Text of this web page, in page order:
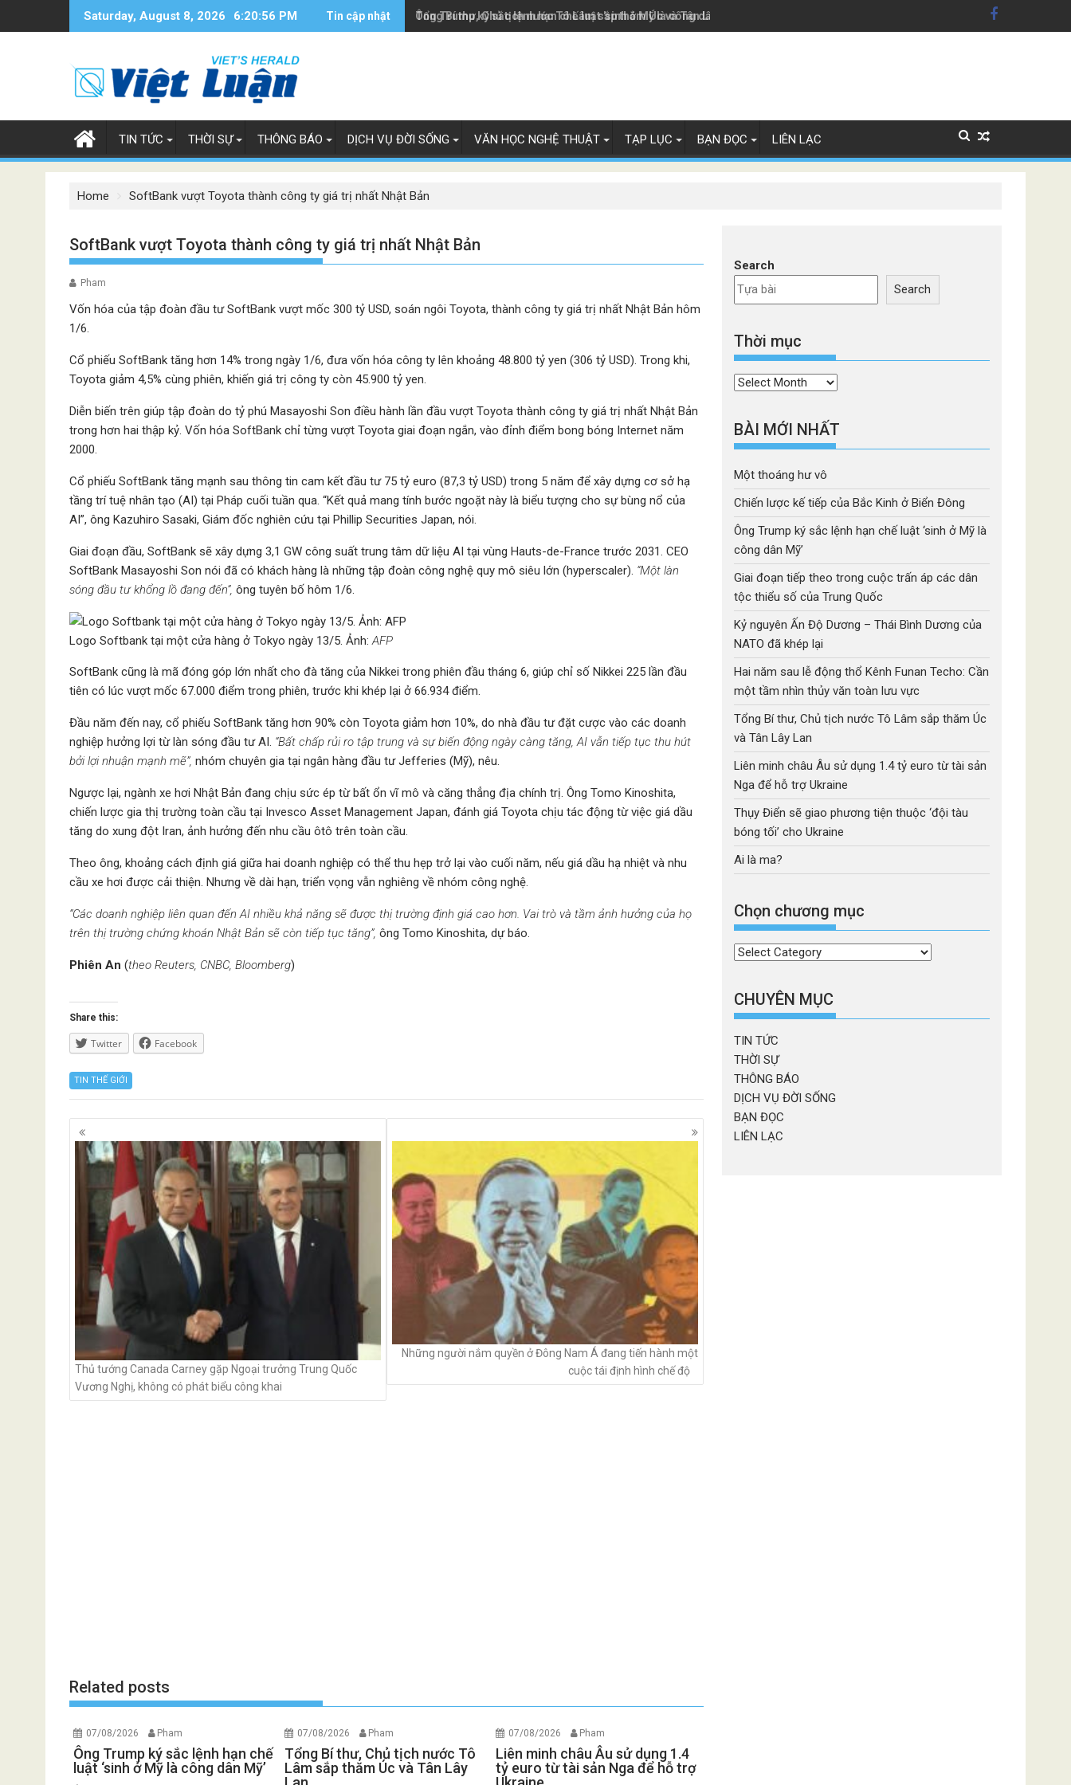
Saturday, August 8, 2026 6:20:56 PM Tin cập nhật Ông Trump ký sắc lệnh hạn chế luật 'sinh ở Mỹ là công dân Mỹ'
Tổng Bí thư, Chủ tịch nước Tô Lâm sắp thăm Úc và Tân Lây Lan
TIN TỨC THỜI SỰ THÔNG BÁO DỊCH VỤ ĐỜI SỐNG VĂN HỌC NGHỆ THUẬT TẠP LỤC BẠN ĐỌC LIÊN LẠC
Home SoftBank vượt Toyota thành công ty giá trị nhất Nhật Bản
SoftBank vượt Toyota thành công ty giá trị nhất Nhật Bản
Pham
Vốn hóa của tập đoàn đầu tư SoftBank vượt mốc 300 tỷ USD, soán ngôi Toyota, thành công ty giá trị nhất Nhật Bản hôm
1/6.
Cổ phiếu SoftBank tăng hơn 14% trong ngày 1/6, đưa vốn hóa công ty lên khoảng 48.800 tỷ yen (306 tỷ USD). Trong khi,
Toyota giảm 4,5% cùng phiên, khiến giá trị công ty còn 45.900 tỷ yen.
Diễn biến trên giúp tập đoàn do tỷ phú Masayoshi Son điều hành lần đầu vượt Toyota thành công ty giá trị nhất Nhật Bản
trong hơn hai thập kỷ. Vốn hóa SoftBank chỉ từng vượt Toyota giai đoạn ngắn, vào đỉnh điểm bong bóng Internet năm
2000.
Cổ phiếu SoftBank tăng mạnh sau thông tin cam kết đầu tư 75 tỷ euro (87,3 tỷ USD) trong 5 năm để xây dựng cơ sở hạ
tầng trí tuệ nhân tạo (AI) tại Pháp cuối tuần qua. “Kết quả mang tính bước ngoặt này là biểu tượng cho sự bùng nổ của
AI”, ông Kazuhiro Sasaki, Giám đốc nghiên cứu tại Phillip Securities Japan, nói.
Giai đoạn đầu, SoftBank sẽ xây dựng 3,1 GW công suất trung tâm dữ liệu AI tại vùng Hauts-de-France trước 2031. CEO
SoftBank Masayoshi Son nói đã có khách hàng là những tập đoàn công nghệ quy mô siêu lớn (hyperscaler). “Một làn
sóng đầu tư khổng lồ đang đến”, ông tuyên bố hôm 1/6.
Logo Softbank tại một cửa hàng ở Tokyo ngày 13/5. Ảnh:AFP
SoftBank cũng là mã đóng góp lớn nhất cho đà tăng của Nikkei trong phiên đầu tháng 6, giúp chỉ số Nikkei 225 lần đầu
tiên có lúc vượt mốc 67.000 điểm trong phiên, trước khi khép lại ở 66.934 điểm.
Đầu năm đến nay, cổ phiếu SoftBank tăng hơn 90% còn Toyota giảm hơn 10%, do nhà đầu tư đặt cược vào các doanh
nghiệp hưởng lợi từ làn sóng đầu tư AI. “Bất chấp rủi ro tập trung và sự biến động ngày càng tăng, AI vẫn tiếp tục thu hút
bởi lợi nhuận mạnh mẽ”, nhóm chuyên gia tại ngân hàng đầu tư Jefferies (Mỹ), nêu.
Ngược lại, ngành xe hơi Nhật Bản đang chịu sức ép từ bất ổn vĩ mô và căng thẳng địa chính trị. Ông Tomo Kinoshita,
chiến lược gia thị trường toàn cầu tại Invesco Asset Management Japan, đánh giá Toyota chịu tác động từ việc giá dầu
tăng do xung đột Iran, ảnh hưởng đến nhu cầu ôtô trên toàn cầu.
Theo ông, khoảng cách định giá giữa hai doanh nghiệp có thể thu hẹp trở lại vào cuối năm, nếu giá dầu hạ nhiệt và nhu
cầu xe hơi được cải thiện. Nhưng về dài hạn, triển vọng vẫn nghiêng về nhóm công nghệ.
“Các doanh nghiệp liên quan đến AI nhiều khả năng sẽ được thị trường định giá cao hơn. Vai trò và tầm ảnh hưởng của họ
trên thị trường chứng khoán Nhật Bản sẽ còn tiếp tục tăng”, ông Tomo Kinoshita, dự báo.
Phiên An (theo Reuters, CNBC, Bloomberg)
Share this:
Twitter Facebook
TIN THẾ GIỚI
Posts
navigation
Thủ tướng Canada Carney gặp Ngoại trưởng Trung Quốc
Vương Nghị, không có phát biểu công khai
Những người nắm quyền ở Đông Nam Á đang tiến hành một
cuộc tái định hình chế độ
Related posts
07/08/2026 Pham
Ông Trump ký sắc lệnh hạn chế
luật ‘sinh ở Mỹ là công dân Mỹ’
07/08/2026 Pham
Tổng Bí thư, Chủ tịch nước Tô
Lâm sắp thăm Úc và Tân Lây
07/08/2026 Pham
Liên minh châu Âu sử dụng 1.4
tỷ euro từ tài sản Nga để hỗ trợ
Search
Search
Thời mục
Thời
BÀI MỚI NHẤT
Một thoáng hư vô
Chiến lược kế tiếp của Bắc Kinh ở Biển Đông
Ông Trump ký sắc lệnh hạn chế luật ‘sinh ở Mỹ là
công dân Mỹ’
Giai đoạn tiếp theo trong cuộc trấn áp các dân
tộc thiểu số của Trung Quốc
Kỷ nguyên Ấn Độ Dương – Thái Bình Dương của
NATO đã khép lại
Hai năm sau lễ động thổ Kênh Funan Techo: Cần
một tầm nhìn thủy văn toàn lưu vực
Tổng Bí thư, Chủ tịch nước Tô Lâm sắp thăm Úc
và Tân Lây Lan
Liên minh châu Âu sử dụng 1.4 tỷ euro từ tài sản
Nga để hỗ trợ Ukraine
Thụy Điển sẽ giao phương tiện thuộc ‘đội tàu
bóng tối’ cho Ukraine
Ai là ma?
Chọn chương mục
Chọn
mục
CHUYÊN MỤC
TIN TỨC
THỜI SỰ
THÔNG BÁO
DỊCH VỤ ĐỜI SỐNG
BẠN ĐỌC
LIÊN LẠC